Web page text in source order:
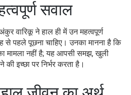
सवाल
वारिकू ने हाल ही में उन महत्वपूर्ण
से पहले पूछना चाहिए। उनका मानना है कि
मामला नहीं है; यह आपसी समझ, खुली
इच्छा पर निर्भर करता है।